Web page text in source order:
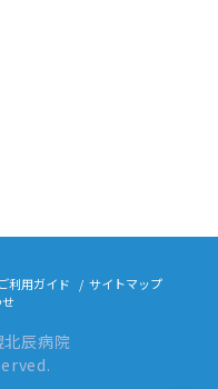
ご利用ガイド
サイトマップ
辰病院